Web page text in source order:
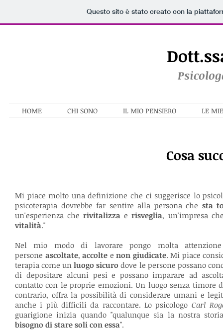
Questo sito è stato creato con la
HOME CHI SONO IL MIO PENSIERO LE
Cosa
Mi piace molto una definizione che ci suggerisce lo
psicoterapia dovrebbe far sentire alla persona che sta
un'esperienza cherivitalizza erisveglia, un'impresa
vitalità."
Nel mio modo di lavorare pongo molta
persone ascoltate,accolte enon giudicate. Mi piace
terapia come unluogo sicuro dove le persone possano
di depositare alcuni pesi e possano imparare ad
contatto con le proprie emozioni. Un luogo senza timore
contrario, offra la possibilità di considerare umani e
anche i più difficili da raccontare. Lo psicologo Carl
guarigione inizia quando "qualunque sia la nostra
bisogno di stare soli con essa".